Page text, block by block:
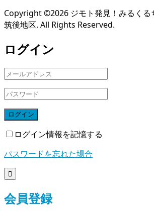
Copyright ©2026 ジモト発見！みるくる
筑後地区. All Rights Reserved.
ログイン
ログイン
ログイン情報を記憶する
パスワードを忘れた場合

会員登録